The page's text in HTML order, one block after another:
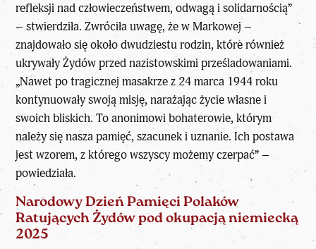
refleksji nad człowieczeństwem, odwagą i solidarnością”
– stwierdziła. Zwróciła uwagę, że w Markowej –
znajdowało się około dwudziestu rodzin, które również
ukrywały Żydów przed nazistowskimi prześladowaniami.
„Nawet po tragicznej masakrze z 24 marca 1944 roku
kontynuowały swoją misję, narażając życie własne i
swoich bliskich. To anonimowi bohaterowie, którym
należy się nasza pamięć, szacunek i uznanie. Ich postawa
jest wzorem, z którego wszyscy możemy czerpać” –
powiedziała.
Narodowy Dzień Pamięci Polaków
Ratujących Żydów pod okupacją niemiecką
2025